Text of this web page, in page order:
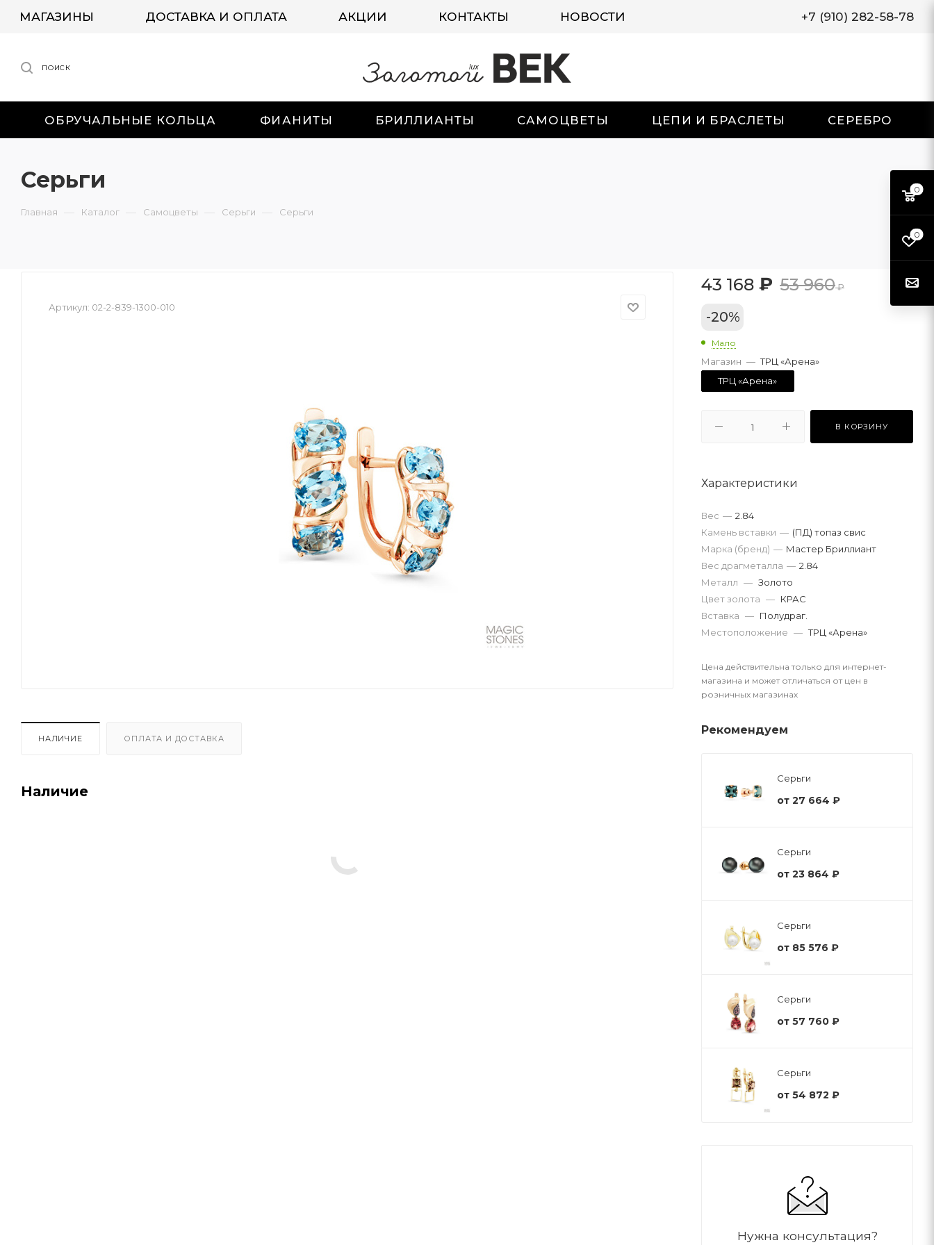
МАГАЗИНЫ ДОСТАВКА И ОПЛАТА АКЦИИ КОНТАКТЫ НОВОСТИ +7 (910) 282-58-78
ПОИСК
ОБРУЧАЛЬНЫЕ КОЛЬЦА ФИАНИТЫ БРИЛЛИАНТЫ САМОЦВЕТЫ ЦЕПИ И БРАСЛЕТЫ СЕРЕБРО
Серьги
Главная — Каталог — Самоцветы — Серьги — Серьги
Артикул: 02-2-839-1300-010
НАЛИЧИЕ ОПЛАТА И ДОСТАВКА
Наличие
43 168 ₽ 53 960₽
-20%
Мало
Магазин — ТРЦ «Арена»
ТРЦ «Арена»
В КОРЗИНУ
Характеристики
Вес драгметалла — 2.84
Марка (бренд) — Мастер Бриллиант
Вес — 2.84
Камень вставки — (ПД) топаз свис
Металл — Золото
Вставка — Полудраг.
Цвет золота — КРАС
Местоположение — ТРЦ «Арена»
Цена действительна только для интернет-
магазина и может отличаться от цен в
розничных магазинах
Рекомендуем
Серьги
от 27 664 ₽
Серьги
от 23 864 ₽
Серьги
от 85 576 ₽
Серьги
от 57 760 ₽
Серьги
от 54 872 ₽
Нужна консультация?
0
0